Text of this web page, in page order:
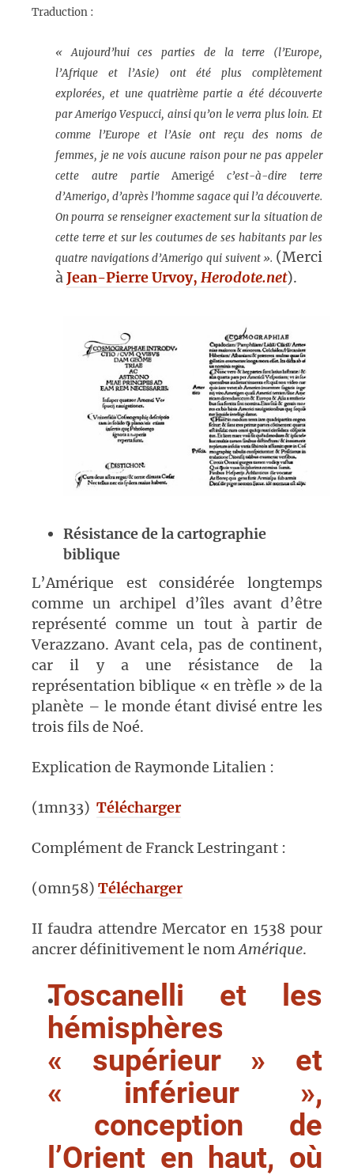
Traduction :
« Aujourd’hui ces parties de la terre (l’Europe,
l’Afrique et l’Asie) ont été plus complètement
explorées, et une quatrième partie a été découverte
par Amerigo Vespucci, ainsi qu’on le verra plus loin. Et
comme l’Europe et l’Asie ont reçu des noms de
femmes, je ne vois aucune raison pour ne pas appeler
cette autre partieAmerigé c’est-à-dire terre
d’Amerigo, d’après l’homme sagace qui l’a découverte.
On pourra se renseigner exactement sur la situation de
cette terre et sur les coutumes de ses habitants par les
quatre navigations d’Amerigo qui suivent ». (Merci
àJean-Pierre Urvoy, Herodote.net).
Résistance de la cartographie
biblique
L’Amérique est considérée longtemps
comme un archipel d’îles avant d’être
représenté comme un tout à partir de
Verazzano. Avant cela, pas de continent,
car il y a une résistance de la
représentation biblique « en trèfle » de la
planète – le monde étant divisé entre les
trois fils de Noé.
Explication de Raymonde Litalien :
(1mn33) Télécharger
Complément de Franck Lestringant :
(0mn58) Télécharger
II faudra attendre Mercator en 1538 pour
ancrer définitivement le nomAmérique.
Toscanelli et les
hémisphères
« supérieur » et
« inférieur »,
conception de
l’Orient en haut, où